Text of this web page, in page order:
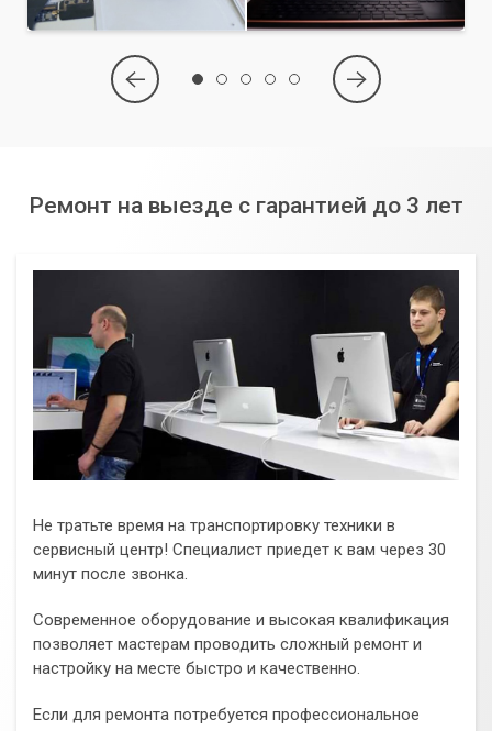
Ремонт на выезде с гарантией до 3 лет
Не тратьте время на транспортировку техники в
сервисный центр! Специалист приедет к вам через 30
минут после звонка.
Современное оборудование и высокая квалификация
позволяет мастерам проводить сложный ремонт и
настройку на месте быстро и качественно.
Если для ремонта потребуется профессиональное